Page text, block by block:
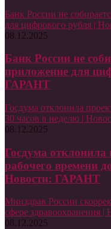
Банк России не
для цифрового рубля |
08.12.2025
Банк России не
приложение для
ГАРАНТ
Госдума отклонила
30 часов в неделю |
08.12.2025
Госдума
рабочего времени
Новости: ГАРАНТ
Минздрав России
сфере здравоохранения
08.12.2025